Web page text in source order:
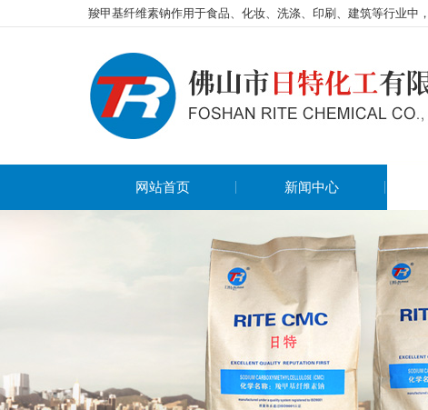
羧甲基纤维素钠作用于食品、化妆、洗涤、印刷、建筑等行业中
网站首页 新闻中心